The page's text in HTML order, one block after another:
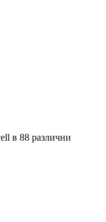
в 88 различни